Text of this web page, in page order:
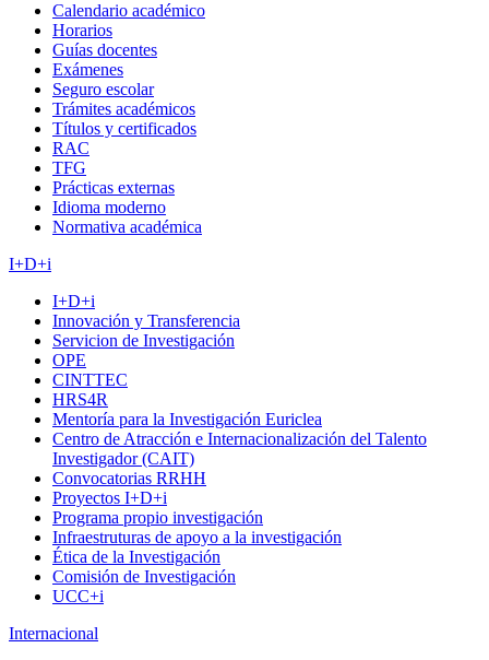
Calendario académico
Horarios
Guías docentes
Exámenes
Seguro escolar
Trámites académicos
Títulos y certificados
RAC
TFG
Prácticas externas
Idioma moderno
Normativa académica
I+D+i
I+D+i
Innovación y Transferencia
Servicion de Investigación
OPE
CINTTEC
HRS4R
Mentoría para la Investigación Euriclea
Centro de Atracción e Internacionalización del Talento
Investigador (CAIT)
Convocatorias RRHH
Proyectos I+D+i
Programa propio investigación
Infraestruturas de apoyo a la investigación
Ética de la Investigación
Comisión de Investigación
UCC+i
Internacional